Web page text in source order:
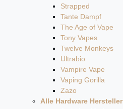
Strapped
Tante Dampf
The Age of Vape
Tony Vapes
Twelve Monkeys
Ultrabio
Vampire Vape
Vaping Gorilla
Zazo
Alle Hardware Hersteller